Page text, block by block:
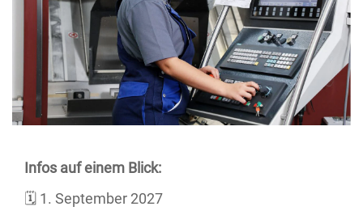
Infos auf einem Blick:
🗓️ 1. September 2027